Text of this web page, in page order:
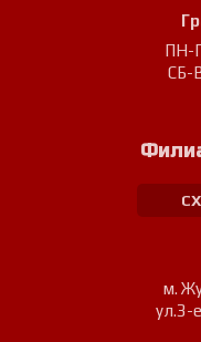
ПН-
СБ-
м.
ул.3-